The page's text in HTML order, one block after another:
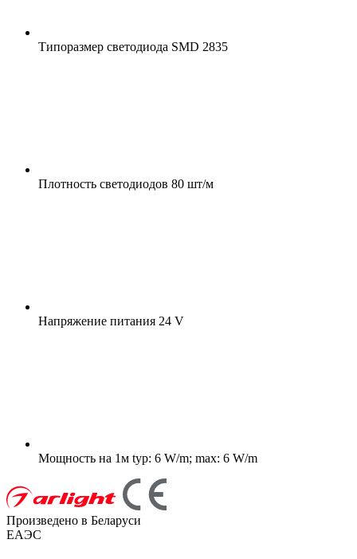
Типоразмер светодиода SMD 2835
Плотность светодиодов 80 шт/м
Напряжение питания 24 V
Мощность на 1м typ: 6 W/m; max: 6 W/m
Произведено в Беларуси
ЕАЭС